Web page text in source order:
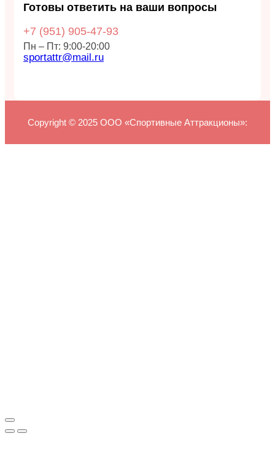
Готовы ответить на ваши вопросы
+7 (951) 905-47-93
Пн – Пт: 9:00-20:00
sportattr@mail.ru
Copyright © 2025 ООО «Спортивные Аттракционы»: